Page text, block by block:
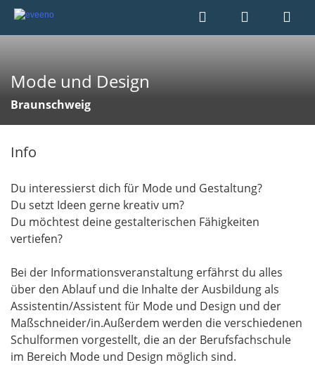
Mode und Design
Braunschweig
Info
Du interessierst dich für Mode und Gestaltung?
Du setzt Ideen gerne kreativ um?
Du möchtest deine gestalterischen Fähigkeiten
vertiefen?
Bei der Informationsveranstaltung erfährst du alles
über den Ablauf und die Inhalte der Ausbildung als
Assistentin/Assistent für Mode und Design und der
Maßschneider/in.Außerdem werden die verschiedenen
Schulformen vorgestellt, die an der Berufsfachschule
im Bereich Mode und Design möglich sind.